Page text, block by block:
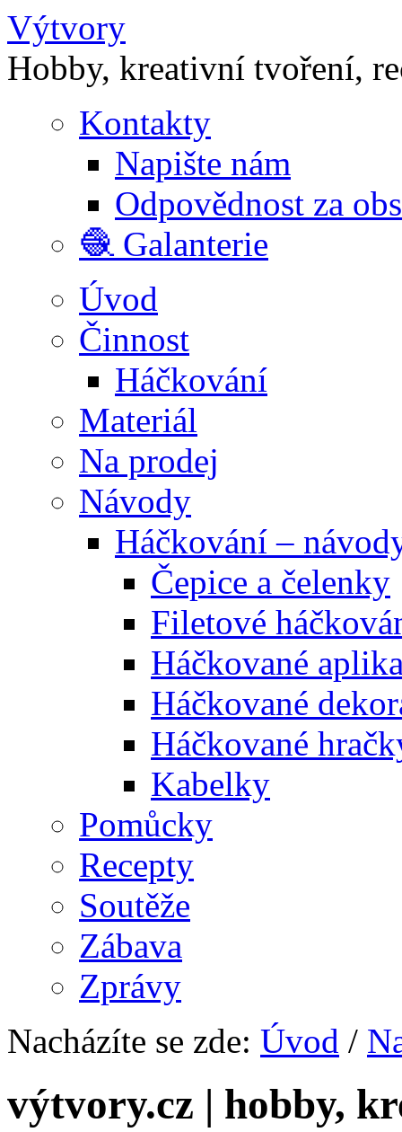
Výtvory
Hobby, kreativní tvoření,
Kontakty
Napište nám
Odpovědnost za
🧶 Galanterie
Úvod
Činnost
Háčkování
Materiál
Na prodej
Návody
Háčkování –
Čepice a čelenky
Filetové
Háčkované
Háčkované
Háčkované
Kabelky
Pomůcky
Recepty
Soutěže
Zábava
Zprávy
Nacházíte se zde: Úvod /
výtvory.cz | hobby,